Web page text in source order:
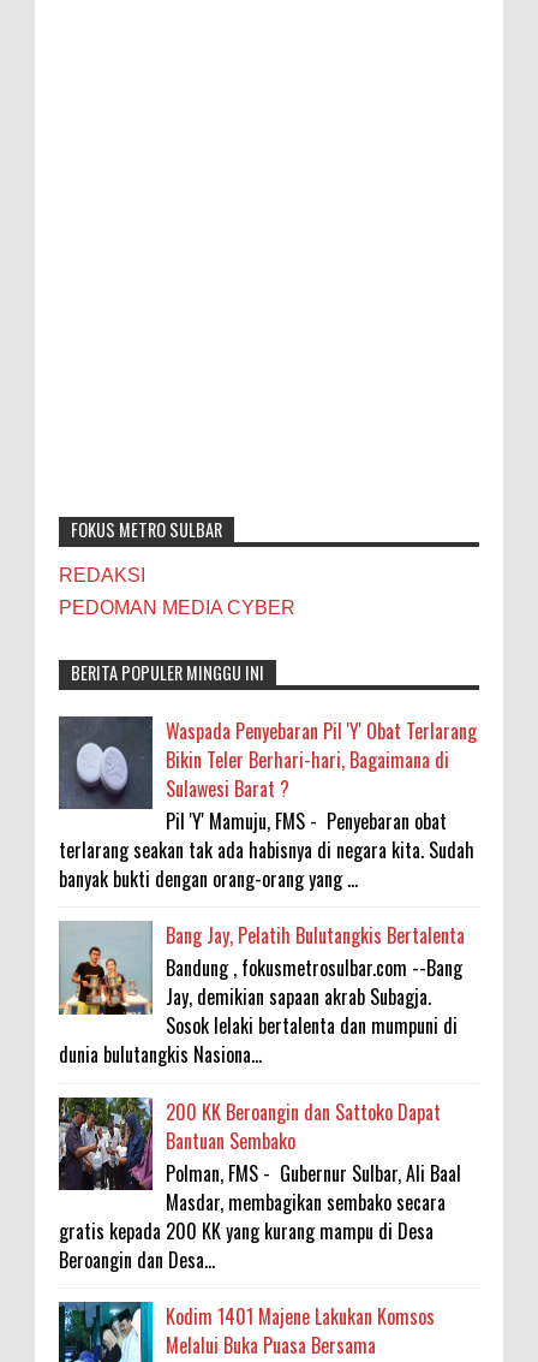
FOKUS METRO SULBAR
REDAKSI
PEDOMAN MEDIA CYBER
BERITA POPULER MINGGU INI
Waspada Penyebaran Pil 'Y' Obat Terlarang
Bikin Teler Berhari-hari, Bagaimana di
Sulawesi Barat ?
Pil 'Y' Mamuju, FMS - Penyebaran obat
terlarang seakan tak ada habisnya di negara kita. Sudah
banyak bukti dengan orang-orang yang ...
Bang Jay, Pelatih Bulutangkis Bertalenta
Bandung , fokusmetrosulbar.com --Bang
Jay, demikian sapaan akrab Subagja.
Sosok lelaki bertalenta dan mumpuni di
dunia bulutangkis Nasiona...
200 KK Beroangin dan Sattoko Dapat
Bantuan Sembako
Polman, FMS - Gubernur Sulbar, Ali Baal
Masdar, membagikan sembako secara
gratis kepada 200 KK yang kurang mampu di Desa
Beroangin dan Desa...
Kodim 1401 Majene Lakukan Komsos
Melalui Buka Puasa Bersama